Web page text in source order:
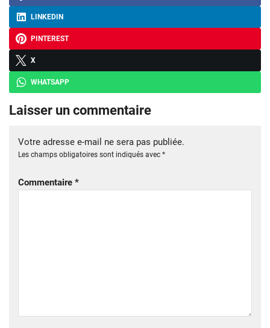
LINKEDIN
PINTEREST
X
WHATSAPP
Laisser un commentaire
Votre adresse e-mail ne sera pas publiée.
Les champs obligatoires sont indiqués avec *
Commentaire *